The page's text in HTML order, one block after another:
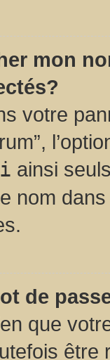
mon
votre
ainsi
nom
de
que
être